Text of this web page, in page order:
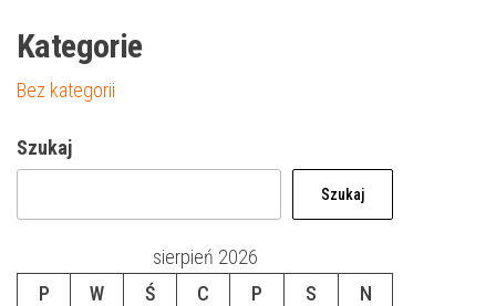
Kategorie
Bez kategorii
Szukaj
Szukaj
sierpień 2026
P
W Ś C P S N